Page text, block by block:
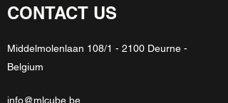
CONTACT US
Middelmolenlaan 108/1 - 2100 Deurne -
Belgium
info@mlcube.be